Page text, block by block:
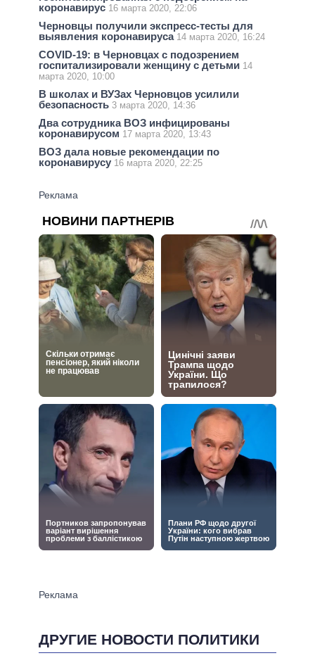
коронавирус 16 марта 2020, 22:06
Черновцы получили экспресс-тесты для
выявления коронавируса 14 марта 2020, 16:24
COVID-19: в Черновцах с подозрением
госпитализировали женщину с детьми 14
марта 2020, 10:00
В школах и ВУЗах Черновцов усилили
безопасность 3 марта 2020, 14:36
Два сотрудника ВОЗ инфицированы
коронавирусом 17 марта 2020, 13:43
ВОЗ дала новые рекомендации по
коронавирусу 16 марта 2020, 22:25
ДРУГИЕ НОВОСТИ ПОЛИТИКИ